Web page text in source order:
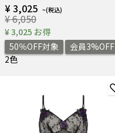
¥ 3,025
¥ 6,050
¥ 3,025 お得
50％OFF対象
会員3%OFF
2色